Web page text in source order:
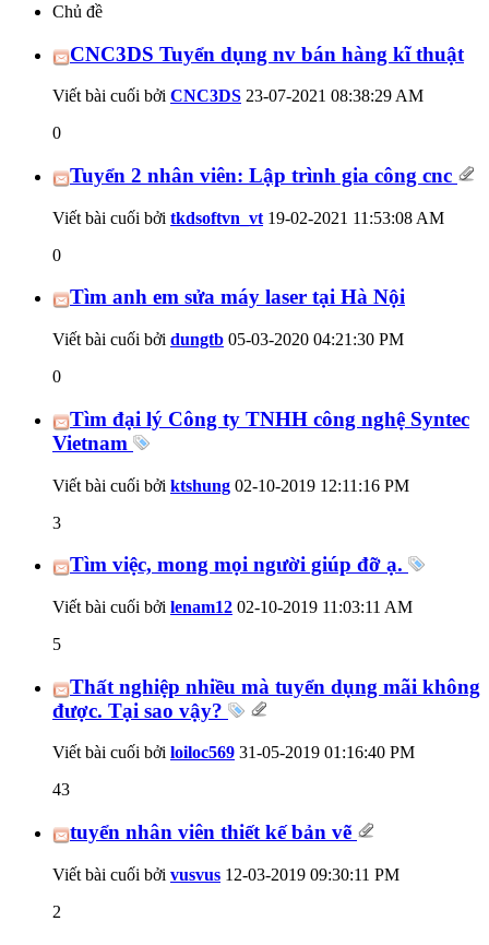
Chủ đề
CNC3DS Tuyển dụng nv bán hàng kĩ thuật
Viết bài cuối bởi CNC3DS 23-07-2021 08:38:29 AM
0
Tuyển 2 nhân viên: Lập trình gia công cnc
Viết bài cuối bởi tkdsoftvn_vt 19-02-2021 11:53:08 AM
0
Tìm anh em sửa máy laser tại Hà Nội
Viết bài cuối bởi dungtb 05-03-2020 04:21:30 PM
0
Tìm đại lý Công ty TNHH công nghệ Syntec
Vietnam
Viết bài cuối bởi ktshung 02-10-2019 12:11:16 PM
3
Tìm việc, mong mọi người giúp đỡ ạ.
Viết bài cuối bởi lenam12 02-10-2019 11:03:11 AM
5
Thất nghiệp nhiều mà tuyển dụng mãi không
được. Tại sao vậy?
Viết bài cuối bởi loiloc569 31-05-2019 01:16:40 PM
43
tuyển nhân viên thiết kế bản vẽ
Viết bài cuối bởi vusvus 12-03-2019 09:30:11 PM
2